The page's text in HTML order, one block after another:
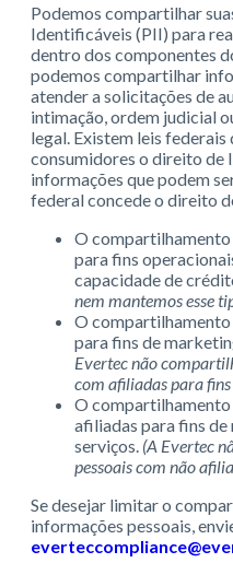
Podemos compartilhar
Identificáveis (PII) para
dentro dos componentes
podemos compartilhar
atender a solicitações de
intimação, ordem judicial
legal. Existem leis federais
consumidores o direito de
informações que podem
federal concede o direito
O
para fins
capacidade de
nem mantemos esse
O
para fins de
Evertec não
com afiliadas para
O compartilhamento
afiliadas para fins
serviços. (A Evertec
pessoais com não
Se desejar limitar o
informações pessoais,